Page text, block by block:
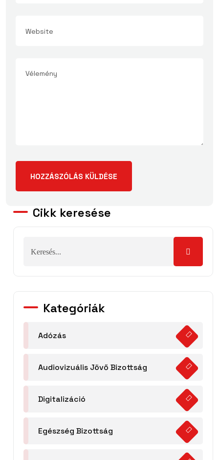
Cikk keresése
Kategóriák
Adózás
Audiovizuális Jövő Bizottság
Digitalizáció
Egészség Bizottság